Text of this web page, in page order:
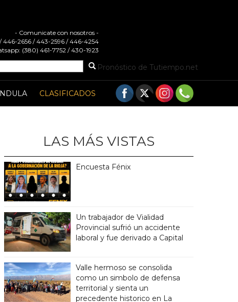
- Comunicate con nosotros -
446-2656 / 443-2596 / 446-4254
(380) 461-7752 / 430-1923
Pronóstico de Tutiempo.net
CLASIFICADOS
LAS MÁS VISTAS
Encuesta Fénix
Un trabajador de Vialidad
Provincial sufrió un accidente
laboral y fue derivado a Capital
Valle hermoso se consolida
como un simbolo de defensa
territorial y sienta un
precedente historico en La